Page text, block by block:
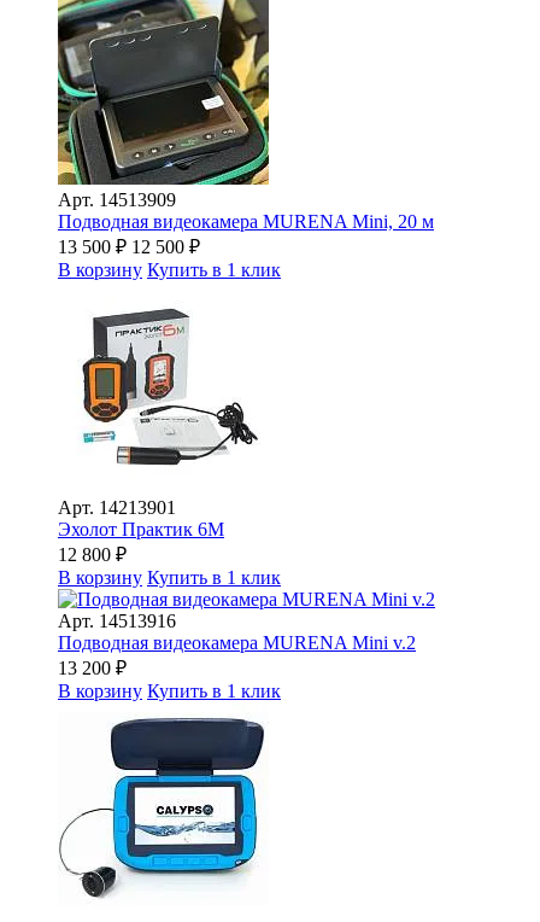
Арт. 14513909
Подводная видеокамера MURENA Mini, 20 м
13 500 ₽ 12 500 ₽
В корзину Купить в 1 клик
Арт. 14213901
Эхолот Практик 6М
12 800 ₽
В корзину Купить в 1 клик
Арт. 14513916
Подводная видеокамера MURENA Mini v.2
13 200 ₽
В корзину Купить в 1 клик